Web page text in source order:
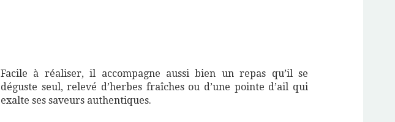
Facile à réaliser, il accompagne aussi bien un repas qu’il se
déguste seul, relevé d’herbes fraîches ou d’une pointe d’ail qui
exalte ses saveurs authentiques.